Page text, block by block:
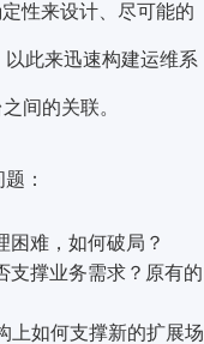
性来设计、尽可能的
此来迅速构建运维系
间的关联。
：
困难，如何破局？
支撑业务需求？原有的
上如何支撑新的扩展场